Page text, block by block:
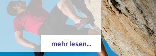
mehr lesen...